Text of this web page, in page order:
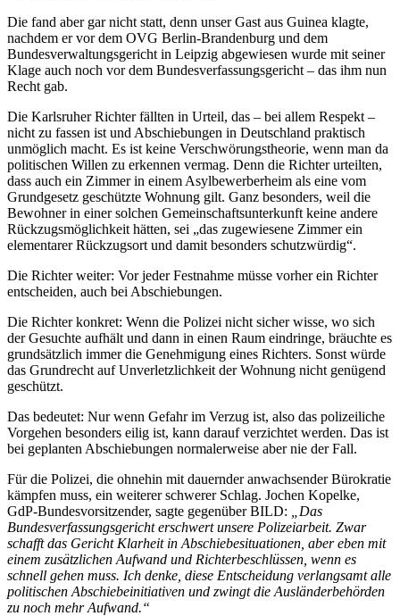
Die fand aber gar nicht statt, denn unser Gast aus Guinea klagte,
nachdem er vor dem OVG Berlin-Brandenburg und dem
Bundesverwaltungsgericht in Leipzig abgewiesen wurde mit seiner
Klage auch noch vor dem Bundesverfassungsgericht – das ihm nun
Recht gab.
Die Karlsruher Richter fällten in Urteil, das – bei allem Respekt –
nicht zu fassen ist und Abschiebungen in Deutschland praktisch
unmöglich macht. Es ist keine Verschwörungstheorie, wenn man da
politischen Willen zu erkennen vermag. Denn die Richter urteilten,
dass auch ein Zimmer in einem Asylbewerberheim als eine vom
Grundgesetz geschützte Wohnung gilt. Ganz besonders, weil die
Bewohner in einer solchen Gemeinschaftsunterkunft keine andere
Rückzugsmöglichkeit hätten, sei „das zugewiesene Zimmer ein
elementarer Rückzugsort und damit besonders schutzwürdig“.
Die Richter weiter: Vor jeder Festnahme müsse vorher ein Richter
entscheiden, auch bei Abschiebungen.
Die Richter konkret: Wenn die Polizei nicht sicher wisse, wo sich
der Gesuchte aufhält und dann in einen Raum eindringe, bräuchte es
grundsätzlich immer die Genehmigung eines Richters. Sonst würde
das Grundrecht auf Unverletzlichkeit der Wohnung nicht genügend
geschützt.
Das bedeutet: Nur wenn Gefahr im Verzug ist, also das polizeiliche
Vorgehen besonders eilig ist, kann darauf verzichtet werden. Das ist
bei geplanten Abschiebungen normalerweise aber nie der Fall.
Für die Polizei, die ohnehin mit dauernder anwachsender Bürokratie
kämpfen muss, ein weiterer schwerer Schlag. Jochen Kopelke,
GdP-Bundesvorsitzender, sagte gegenüber BILD:
„Das
Bundesverfassungsgericht erschwert unsere Polizeiarbeit. Zwar
schafft das Gericht Klarheit in Abschiebesituationen, aber eben mit
einem zusätzlichen Aufwand und Richterbeschlüssen, wenn es
schnell gehen muss. Ich denke, diese Entscheidung verlangsamt alle
politischen Abschiebeinitiativen und zwingt die Ausländerbehörden
zu noch mehr Aufwand.“